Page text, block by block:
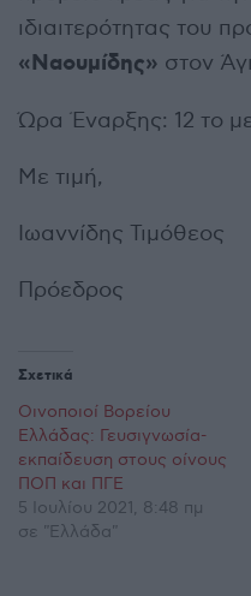
ιδιαιτερότητας του
«Ναουμίδης» στον
Ώρα Έναρξης: 12 το
Με τιμή,
Ιωαννίδης Τιμόθεος
Πρόεδρος
Σχετικά
Οινοποιοί Βορείου
Ελλάδας: Γευσιγνωσία-
εκπαίδευση στους οίνους
ΠΟΠ και ΠΓΕ
5 Ιουλίου 2021, 8:48 πμ
σε "Ελλάδα"